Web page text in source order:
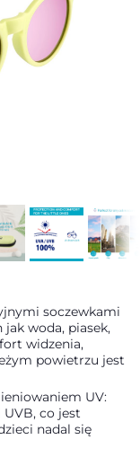
soczewkami
woda, piasek,
widzenia,
powietrzu jest
UV:
co jest
nadal się